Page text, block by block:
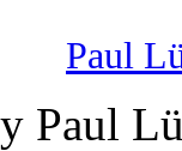
Paul
Paul